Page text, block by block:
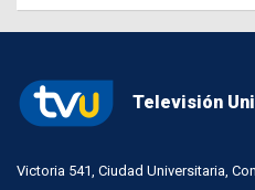
Televisión
Victoria 541, Ciudad Universitaria,